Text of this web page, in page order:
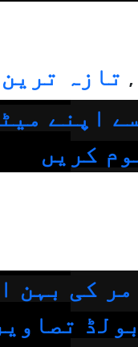
, تازہ ترین
اپنے
کریں
کی بہن